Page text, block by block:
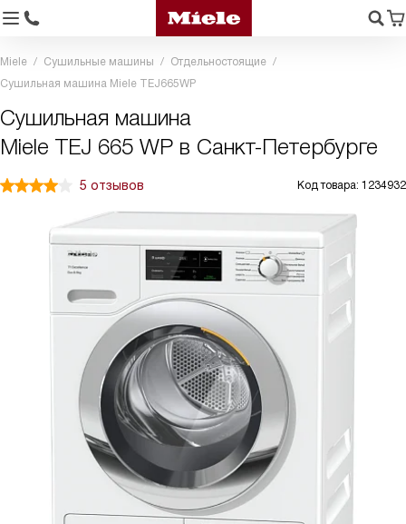
Miele Сушильные машины
Отдельностоящие
Сушильная машина Miele TEJ665WP
Сушильная машина
Miele TEJ 665 WP в Санкт-Петербурге
5 отзывов Код товара: 1234932